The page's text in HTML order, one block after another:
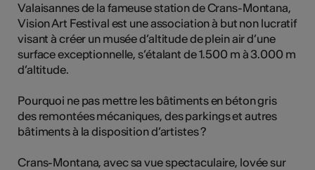
Valaisannes de la fameuse station de Crans-Montana,
Vision Art Festival est une association à but non lucratif
visant à créer un musée d’altitude de plein air d’une
surface exceptionnelle, s’étalant de 1.500 m à 3.000 m
d’altitude.
Pourquoi ne pas mettre les bâtiments en béton gris
des remontées mécaniques, des parkings et autres
bâtiments à la disposition d’artistes ?
Crans-Montana, avec sa vue spectaculaire, lovée sur